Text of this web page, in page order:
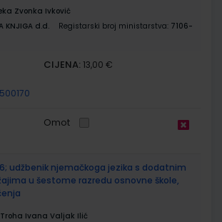
Zvonka Ivković
KNJIGA d.d. Registarski broj ministarstva: 7106-
CIJENA: 13,00 €
500170
Omot
6; udžbenik njemačkoga jezika s dodatnim
u šestome razredu osnovne škole,
Ivana Valjak Ilić